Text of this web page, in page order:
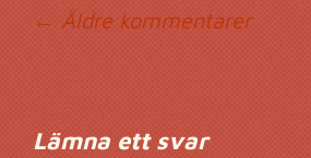
← Äldre kommentarer
Lämna ett svar